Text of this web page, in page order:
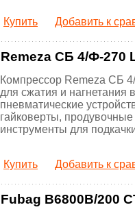
Купить Добавить к
Remeza СБ 4/Ф-270
Компрессор Remeza СБ
для сжатия и нагнетания
пневматические
гайковерты, продувочные
инструменты для
Купить Добавить к
Fubag B6800B/200